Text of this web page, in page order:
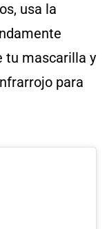
usa la
tu mascarilla y
para